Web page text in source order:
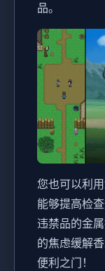
品。
您也可以利
能够提高检
违禁品的金
的焦虑缓解
便利之门！